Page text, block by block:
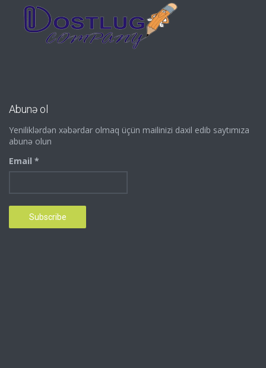
Abunə ol
Yeniliklərdən xəbərdar olmaq üçün mailinizi daxil edib saytımıza
abunə olun
Email *